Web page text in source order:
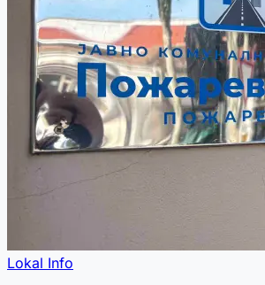
Lokal Info